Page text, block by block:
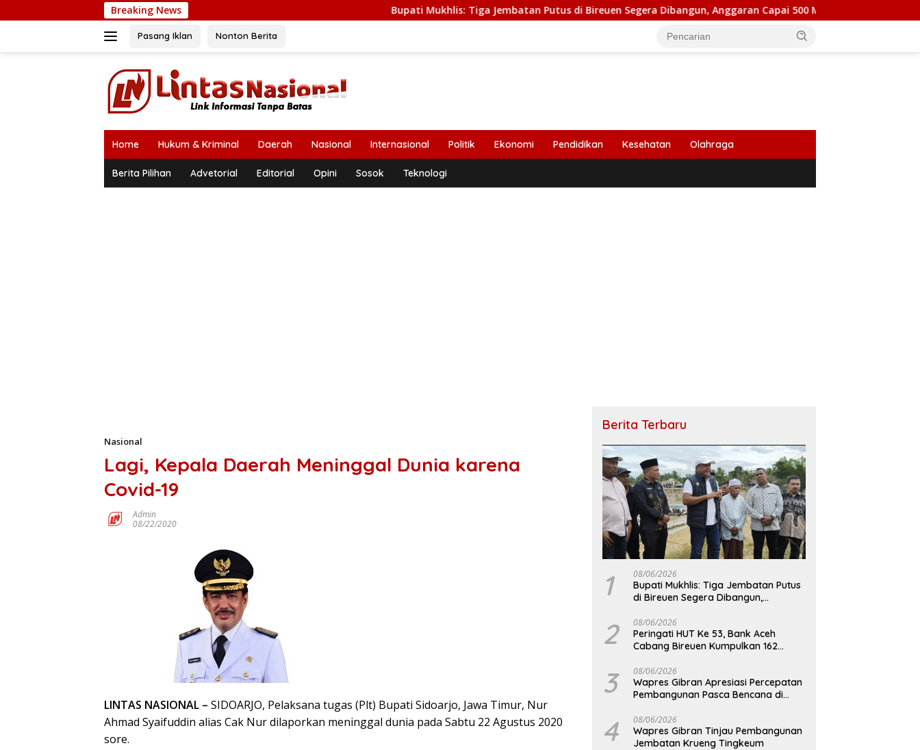
ke
Breaking News Bupati Mukhlis: Tiga Jembatan Putus di Bireuen Segera Dibangun, Anggaran Capai 500 M Peringati HUT Ke 53,
Pasang Iklan Nonton Berita
Home Hukum & Kriminal Daerah Nasional Internasional Politik Ekonomi Pendidikan Kesehatan Olahraga
Berita Pilihan Advetorial Editorial Opini Sosok Teknologi
Nasional
Lagi, Kepala Daerah Meninggal Dunia karena
Covid-19
Admin
08/22/2020
LINTAS NASIONAL – SIDOARJO, Pelaksana tugas (Plt) Bupati Sidoarjo, Jawa Timur, Nur
Ahmad Syaifuddin alias Cak Nur dilaporkan meninggal dunia pada Sabtu 22 Agustus 2020
sore.
Berita Terbaru
1 08/06/2026
Bupati Mukhlis: Tiga Jembatan Putus
di Bireuen Segera Dibangun,
2 08/06/2026
Peringati HUT Ke 53, Bank Aceh
Cabang Bireuen Kumpulkan 162
3 08/06/2026
Wapres Gibran Apresiasi Percepatan
Pembangunan Pasca Bencana di
4 08/06/2026
Wapres Gibran Tinjau Pembangunan
Jembatan Krueng Tingkeum